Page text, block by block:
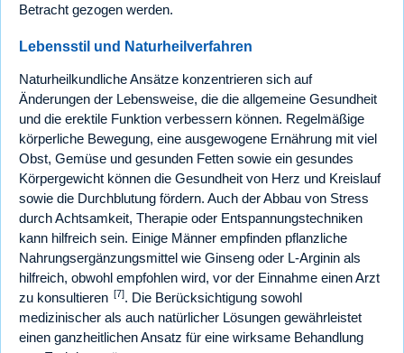
Betracht gezogen werden.
Lebensstil und Naturheilverfahren
Naturheilkundliche Ansätze konzentrieren sich auf
Änderungen der Lebensweise, die die allgemeine Gesundheit
und die erektile Funktion verbessern können. Regelmäßige
körperliche Bewegung, eine ausgewogene Ernährung mit viel
Obst, Gemüse und gesunden Fetten sowie ein gesundes
Körpergewicht können die Gesundheit von Herz und Kreislauf
sowie die Durchblutung fördern. Auch der Abbau von Stress
durch Achtsamkeit, Therapie oder Entspannungstechniken
kann hilfreich sein. Einige Männer empfinden pflanzliche
Nahrungsergänzungsmittel wie Ginseng oder L-Arginin als
hilfreich, obwohl empfohlen wird, vor der Einnahme einen Arzt
zu konsultieren [7]. Die Berücksichtigung sowohl
medizinischer als auch natürlicher Lösungen gewährleistet
einen ganzheitlichen Ansatz für eine wirksame Behandlung